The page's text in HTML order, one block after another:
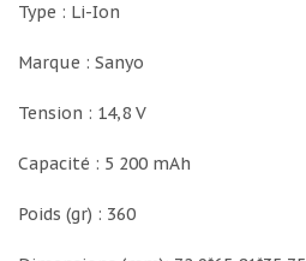
Type : Li-Ion
Marque : Sanyo
Tension : 14,8 V
Capacité : 5 200 mAh
Poids (gr) : 360